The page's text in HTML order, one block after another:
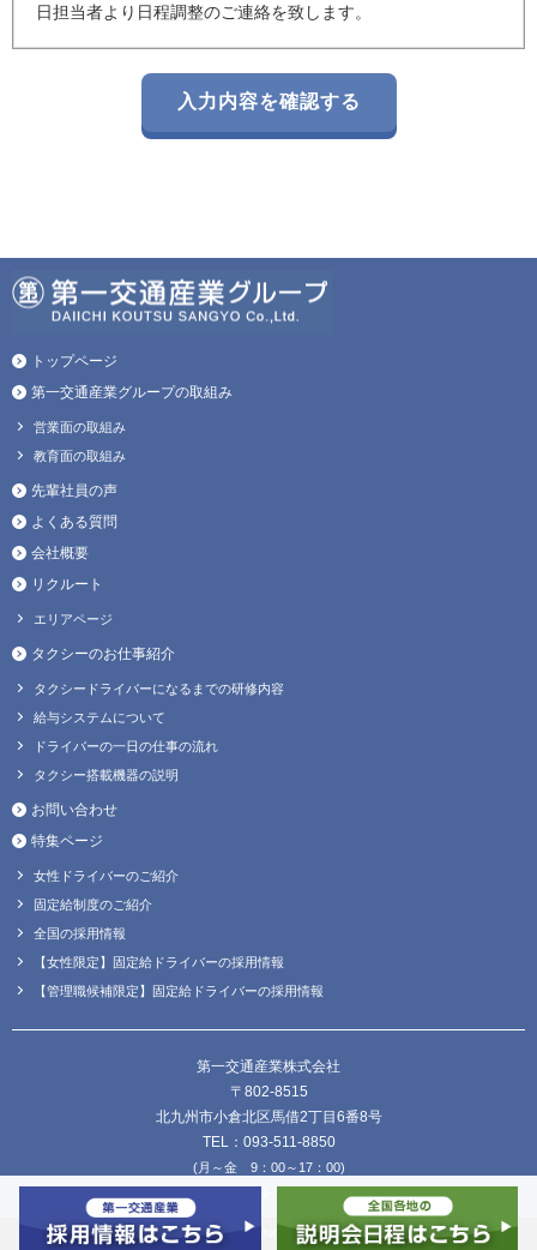
日担当者より日程調整のご連絡を致します。
トップページ
第一交通産業グループの取組み
営業面の取組み
教育面の取組み
先輩社員の声
よくある質問
会社概要
リクルート
エリアページ
タクシーのお仕事紹介
タクシードライバーになるまでの研修内容
給与システムについて
ドライバーの一日の仕事の流れ
タクシー搭載機器の説明
お問い合わせ
特集ページ
女性ドライバーのご紹介
固定給制度のご紹介
全国の採用情報
【女性限定】固定給ドライバーの採用情報
【管理職候補限定】固定給ドライバーの採用情報
第一交通産業株式会社
〒802-8515
北九州市小倉北区馬借2丁目6番8号
TEL：093-511-8850
(月～金 9：00～17：00)
FAX：093-511-8838
Copyright © DAIICHI KOUTSU SANGYO Co.,Ltd. all Rights Reserved.